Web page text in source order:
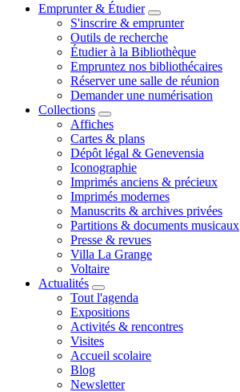
Emprunter & Étudier
S'inscrire & emprunter
Outils de recherche
Étudier à la Bibliothèque
Empruntez nos bibliothécaires
Réserver une salle de réunion
Demander une numérisation
Collections
Affiches
Cartes & plans
Dépôt légal & Genevensia
Iconographie
Imprimés anciens & précieux
Imprimés modernes
Manuscrits & archives privées
Partitions & documents musicaux
Presse & revues
Villa La Grange
Voltaire
Actualités
Tout l'agenda
Expositions
Activités & rencontres
Visites
Accueil scolaire
Blog
Newsletter